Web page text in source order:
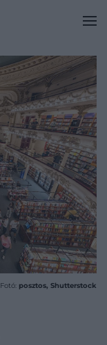
Fotó: posztos, Shutterstock